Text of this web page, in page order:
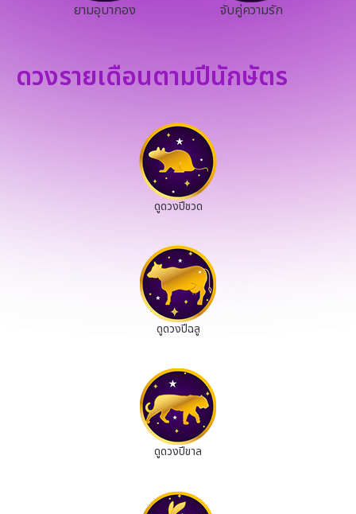
ยามอุบากอง จับคู่ความรัก
ดวงรายเดือนตามปีนักษัตร
ดูดวงปีชวด
ดูดวงปีฉลู
ดูดวงปีขาล